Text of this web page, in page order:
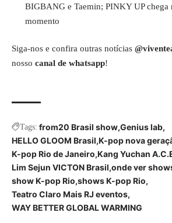
BIGBANG e Taemin; PINKY UP chega
momento
Siga-nos e confira outras notícias
nosso canal de whatsapp!
Tags: from20 Brasil show Genius lab
HELLO GLOOM Brasil K-pop nova
K-pop Rio de Janeiro Kang Yuchan
Lim Sejun VICTON Brasil onde ver
show K-pop Rio shows K-pop Rio
Teatro Claro Mais RJ eventos
WAY BETTER GLOBAL WARMING